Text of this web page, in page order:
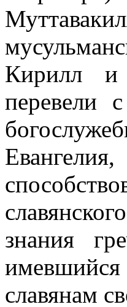
Кирилл и
перевели
знания
славянам